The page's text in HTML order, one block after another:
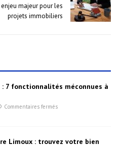
enjeu majeur pour les
projets immobiliers
: 7 fonctionnalités méconnues à
Commentaires fermés
Limoux : trouvez votre bien